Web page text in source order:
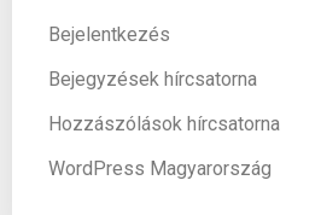
Bejelentkezés
Bejegyzések hírcsatorna
Hozzászólások hírcsatorna
WordPress Magyarország